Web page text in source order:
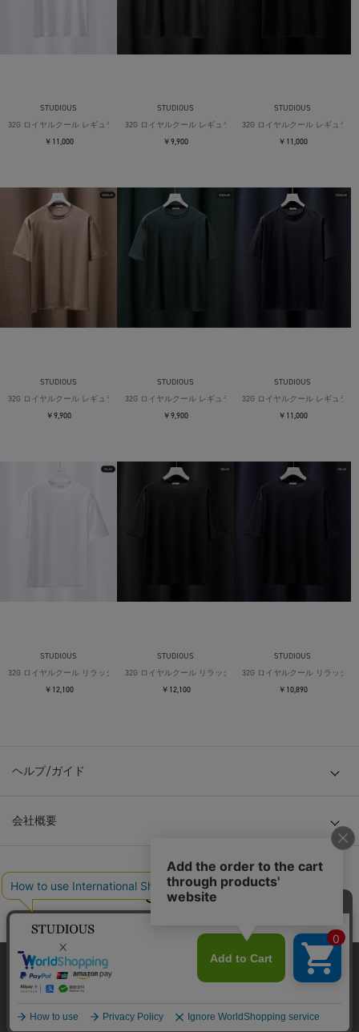
STUDIOUS
32G ロイヤルクール レギュラーTシャツ
￥11,000
STUDIOUS
32G ロイヤルクール レギュラーTシャツ
￥9,900
STUDIOUS
32G ロイヤルクール レギュラー
￥11,000
STUDIOUS
32G ロイヤルクール レギュラーTシャツ
￥9,900
STUDIOUS
32G ロイヤルクール レギュラーTシャツ
￥9,900
STUDIOUS
32G ロイヤルクール レギュラー
￥11,000
STUDIOUS
32G ロイヤルクール リラックスTシャツ
￥12,100
STUDIOUS
32G ロイヤルクール リラックスTシャツ
￥12,100
STUDIOUS
32G ロイヤルクール リラックス
￥10,890
ヘルプ/ガイド
会社概要
© TOKYO BASE CO., LTD
当サイトはクッキー(cookie)を使用します。クッキーはサイト内
の一部の機能および、サイトの使用状況の分析からマーケティ
ング活動に利用することを目的としています。
プライバシーポリシーはこちら